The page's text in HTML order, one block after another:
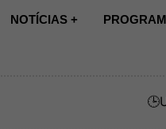
NOTÍCIAS +
🕒